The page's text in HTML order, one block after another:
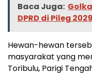
Baca Juga:
DPRD di Pileg 2029
Hewan-hewan
masyarakat yang
Toribulu, Parigi